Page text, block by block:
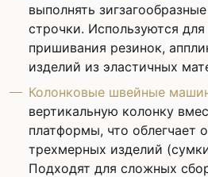
выполнять
строчки. Используются
пришивания резинок,
изделий из эластичных
Колонковые швейные
вертикальную колонку
платформы, что облегчает
трехмерных изделий
Подходят для сложных